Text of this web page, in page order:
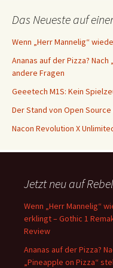
Das Neueste auf
Wenn „Herr Mannelig“
Ananas auf der Pizza?
andere Fragen
Geeetech M1S: Kein
Der Stand von Open Source
Nacon Revolution X
Jetzt neu auf
Wenn „Herr Mannelig“
erklingt – Gothic 1
Review
Ananas auf der Pizza?
„Pineapple on Pizza“